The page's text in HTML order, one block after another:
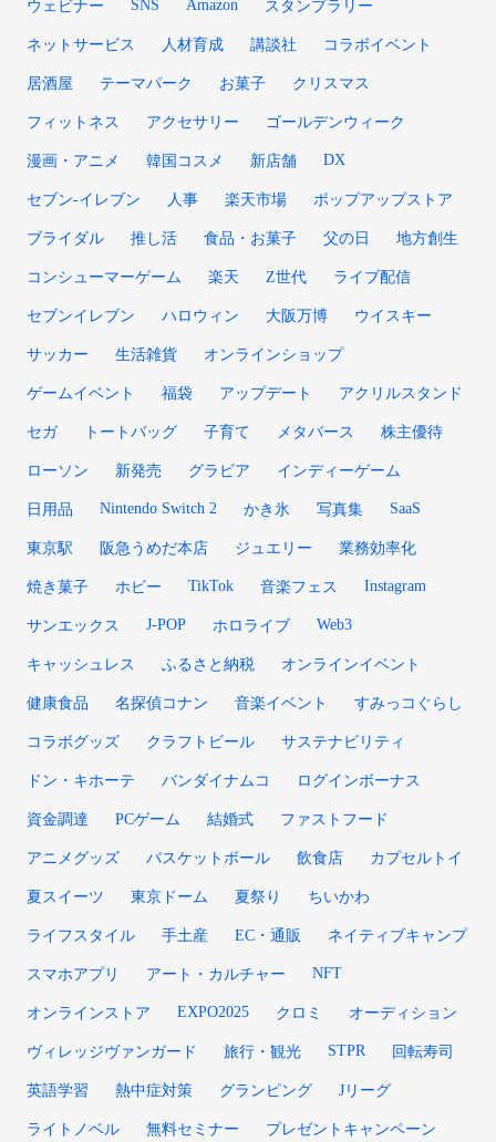
ウェビナー SNS Amazon スタンプラリー
ネットサービス 人材育成 講談社 コラボイベント
居酒屋 テーマパーク お菓子 クリスマス
フィットネス アクセサリー ゴールデンウィーク
漫画・アニメ 韓国コスメ 新店舗 DX
セブン‐イレブン 人事 楽天市場 ポップアップストア
ブライダル 推し活 食品・お菓子 父の日 地方創生
コンシューマーゲーム 楽天 Z世代 ライブ配信
セブンイレブン ハロウィン 大阪万博 ウイスキー
サッカー 生活雑貨 オンラインショップ
ゲームイベント 福袋 アップデート アクリルスタンド
セガ トートバッグ 子育て メタバース 株主優待
ローソン 新発売 グラビア インディーゲーム
日用品 Nintendo Switch 2 かき氷 写真集 SaaS
東京駅 阪急うめだ本店 ジュエリー 業務効率化
焼き菓子 ホビー TikTok 音楽フェス Instagram
サンエックス J-POP ホロライブ Web3
キャッシュレス ふるさと納税 オンラインイベント
健康食品 名探偵コナン 音楽イベント すみっコぐらし
コラボグッズ クラフトビール サステナビリティ
ドン・キホーテ バンダイナムコ ログインボーナス
資金調達 PCゲーム 結婚式 ファストフード
アニメグッズ バスケットボール 飲食店 カプセルトイ
夏スイーツ 東京ドーム 夏祭り ちいかわ
ライフスタイル 手土産 EC・通販 ネイティブキャンプ
スマホアプリ アート・カルチャー NFT
オンラインストア EXPO2025 クロミ オーディション
ヴィレッジヴァンガード 旅行・観光 STPR 回転寿司
英語学習 熱中症対策 グランピング Jリーグ
ライトノベル 無料セミナー プレゼントキャンペーン